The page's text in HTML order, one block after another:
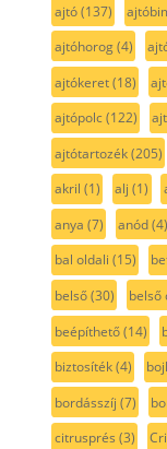
ajtó(137)
ajtóhorog(4)
ajtókeret(18)
ajtópolc(122)
ajtótartozék(205)
akril (1) alj (1)
anya (7) anód(4)
bal oldali (15)
belső(30) belső
beépíthető(14)
biztosíték(4)
bordásszíj (7)
citrusprés (3)